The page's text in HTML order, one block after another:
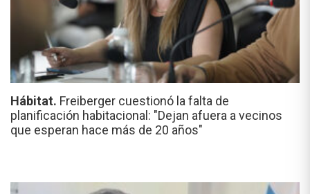
Hábitat. Freiberger cuestionó la falta de
planificación habitacional: "Dejan afuera a vecinos
que esperan hace más de 20 años"